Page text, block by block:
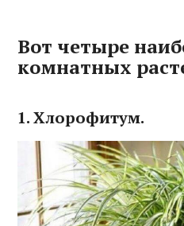
Вот четыре
комнатных
1. Хлорофитум.